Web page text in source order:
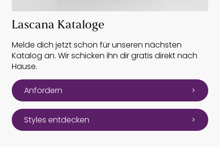
Lascana Kataloge
Melde dich jetzt schon für unseren nächsten
Katalog an. Wir schicken ihn dir gratis direkt nach
Hause.
Anfordern
Styles entdecken